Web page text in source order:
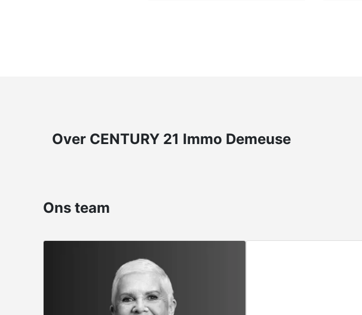
Over CENTURY 21 Immo Demeuse
Ons team